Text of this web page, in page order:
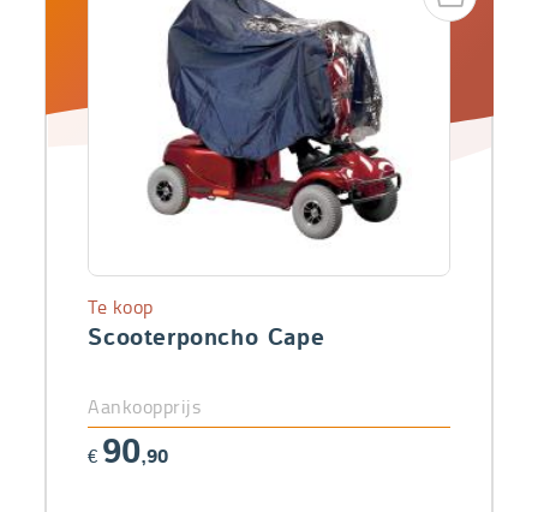
Scooterponcho Cape
Te koop
Aankoopprijs
€ 90,90